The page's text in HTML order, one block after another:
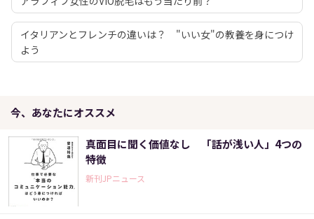
イタリアンとフレンチの違いは？ "いい女"の教養を身につけ
よう
今、あなたにオススメ
真面目に聞く価値なし 「話が浅い人」4つの
特徴
新刊JPニュース